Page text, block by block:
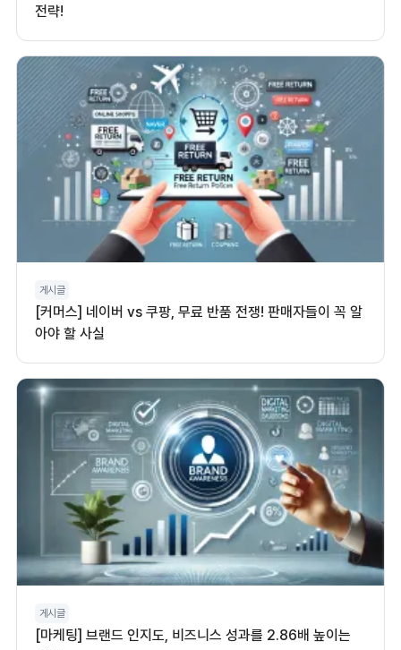
전략!
게시글
[커머스] 네이버 vs 쿠팡, 무료 반품 전쟁! 판매자들이 꼭 알
아야 할 사실
게시글
[마케팅] 브랜드 인지도, 비즈니스 성과를 2.86배 높이는